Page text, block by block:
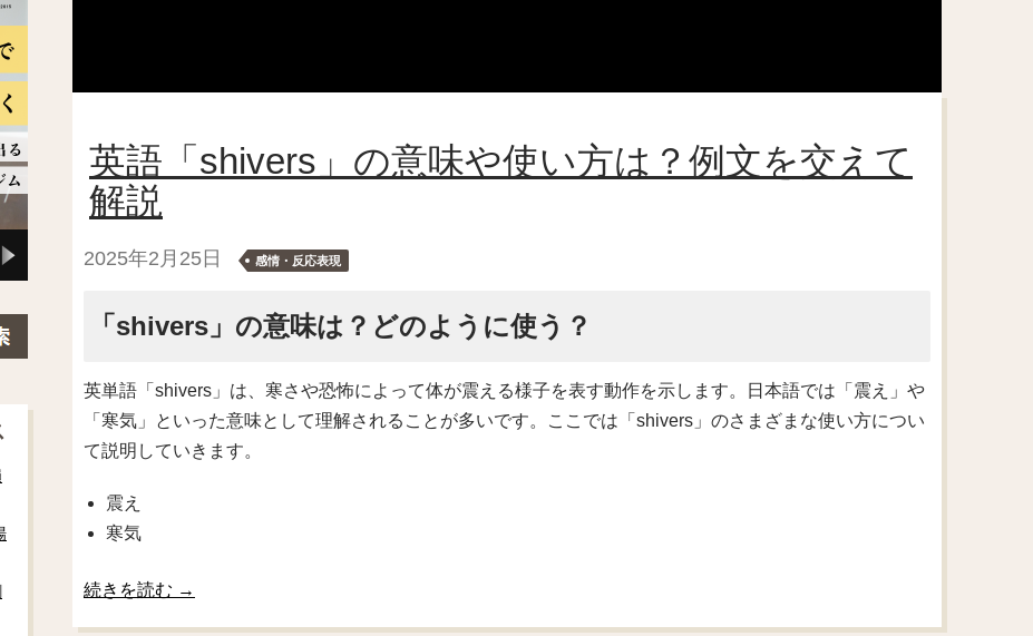
英語「shivers」の意味や使い方は？例文を交えて
解説
2025年2月25日 感情・反応表現
「shivers」の意味は？どのように使う？
英単語「shivers」は、寒さや恐怖によって体が震える様子を表す動作を示します。日本語では「震え」や
「寒気」といった意味として理解されることが多いです。ここでは「shivers」のさまざまな使い方につい
て説明していきます。
震え
寒気
続きを読む →